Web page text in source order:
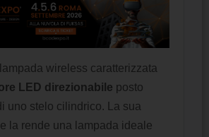
wireless caratterizzata
LED direzionabile posto
uno stelo cilindrico. La sua
la rende una lampada ideale